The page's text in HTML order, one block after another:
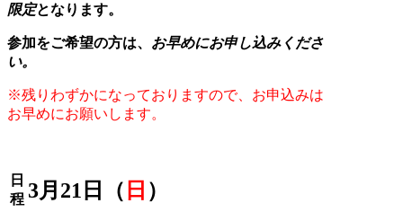
限定となります。
参加をご希望の方は、 お早めにお申し込みくださ
い。
※残りわずかになっておりますので、お申込みは
お早めにお願いします。
日
程 3月21日（ 日 ）